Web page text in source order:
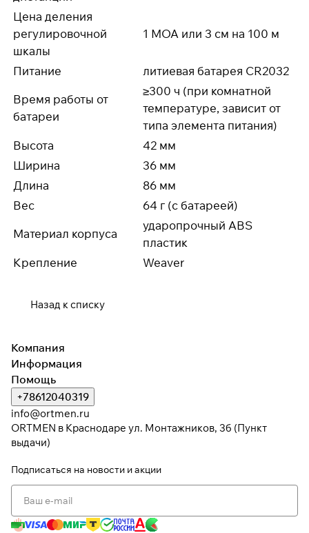
Цена деления
регулировочной
шкалы
1 MOA или 3 см на 100 м
Питание
литиевая батарея CR2032
Время работы от
батареи
≥300 ч (при комнатной
температуре, зависит от
типа элемента питания)
Высота
42 мм
Ширина
36 мм
Длина
86 мм
Вес
64 г (с батареей)
Материал корпуса
ударопрочный ABS
пластик
Крепление
Weaver
Назад к списку
Компания
Информация
Помощь
+78612040319
info@ortmen.ru
ORTMEN в Краснодаре ул. Монтажников, 3б (Пункт
выдачи)
Подписаться на новости и акции